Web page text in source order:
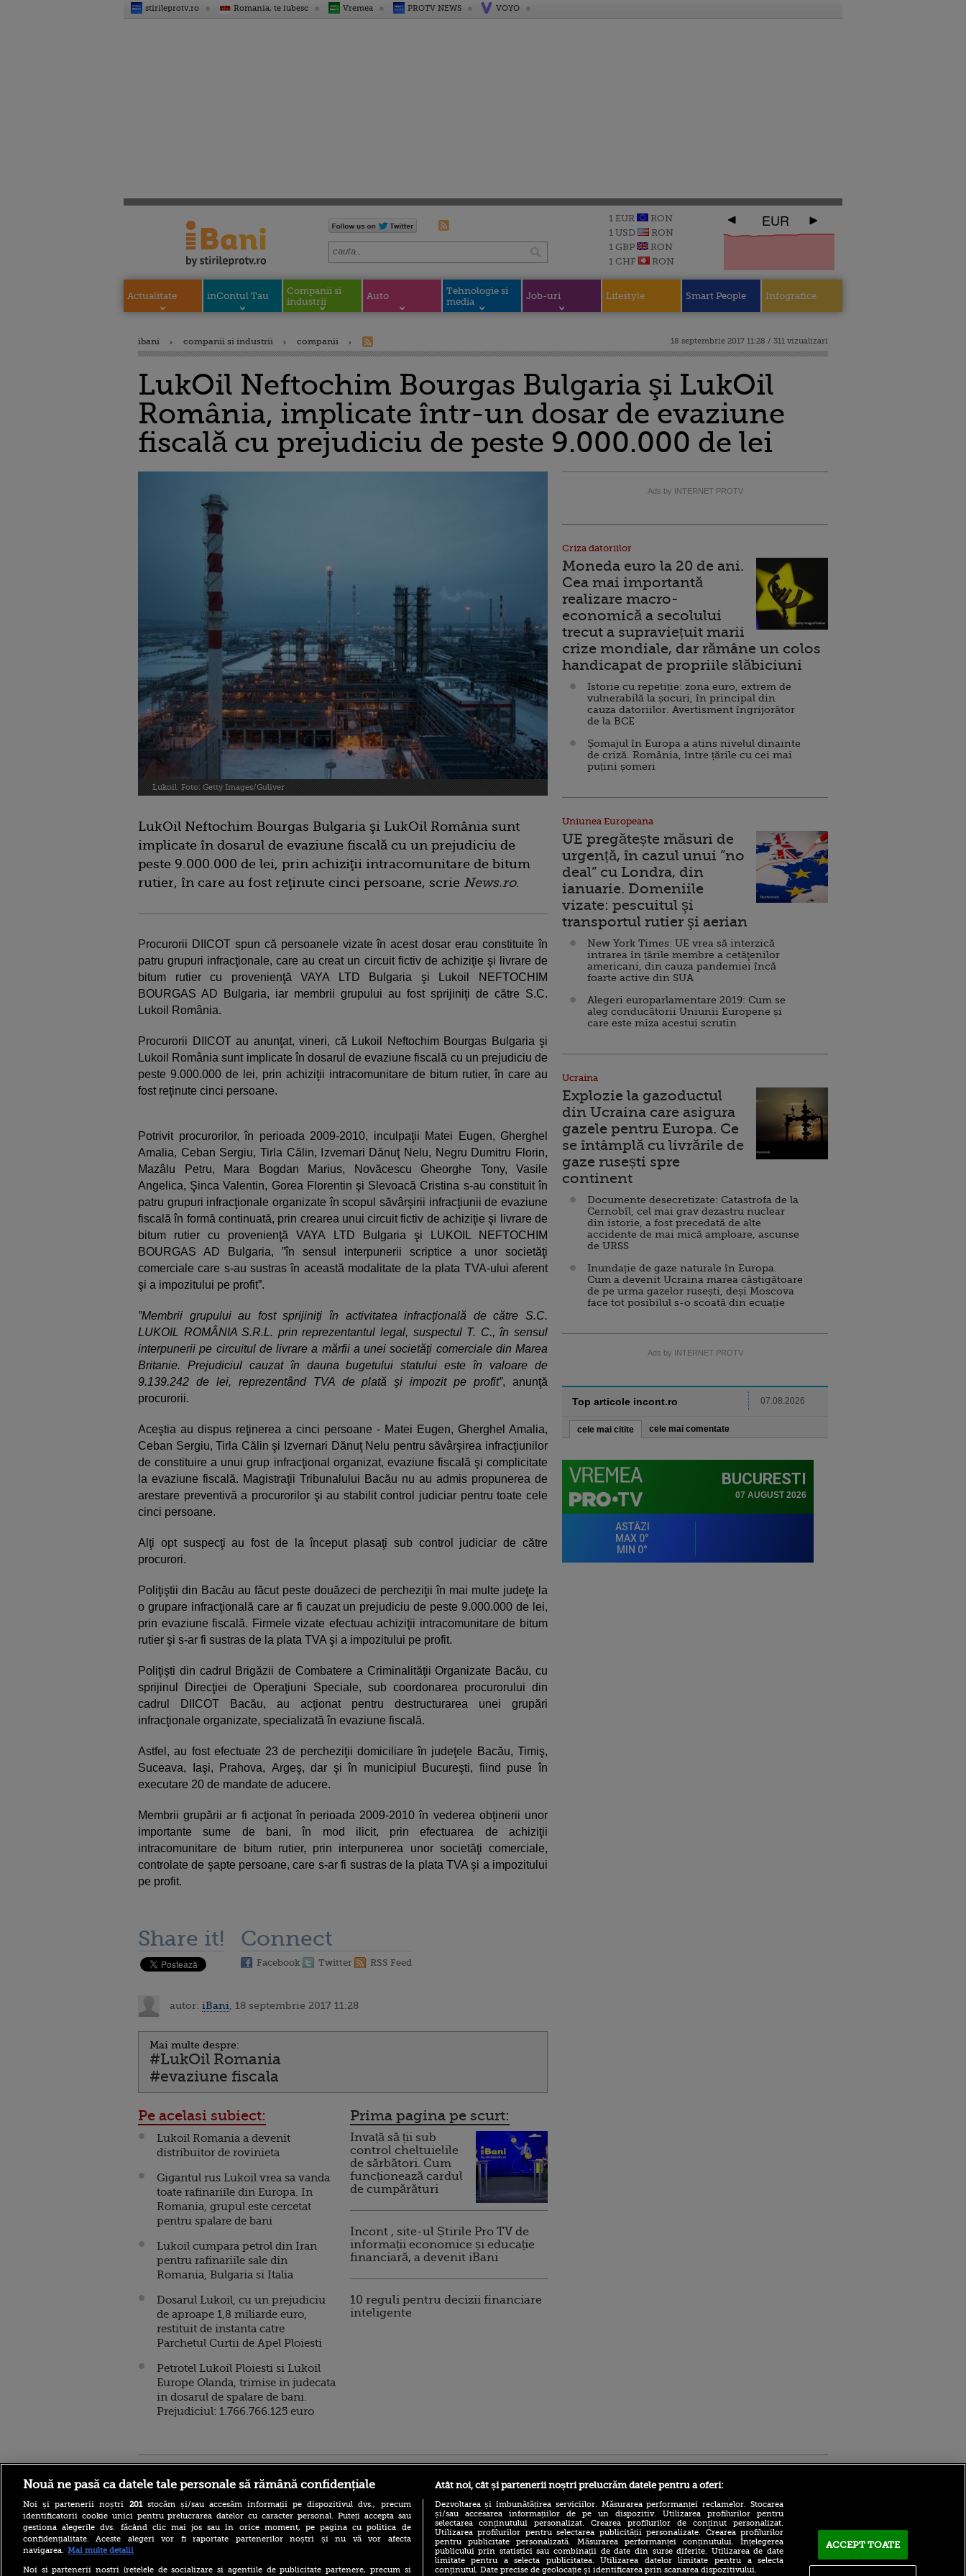
stirileprotv.ro Romania, te iubesc Vremea PROTV NEWS VOYO
1 EUR
RON
1 USD
RON
1 GBP
RON
1 CHF
RON
EUR
Actualitate inContul Tau
Companii si
industrii
Auto
Tehnologie si
media
Job-uri Lifestyle Smart People Infografice
ibani companii si industrii companii 18 septembrie 2017 11:28 / 311 vizualizari
LukOil Neftochim Bourgas Bulgaria şi LukOil
România, implicate într-un dosar de evaziune
fiscală cu prejudiciu de peste 9.000.000 de lei
Lukoil. Foto: Getty Images/Guliver
LukOil Neftochim Bourgas Bulgaria şi LukOil România sunt
implicate în dosarul de evaziune fiscală cu un prejudiciu de
peste 9.000.000 de lei, prin achiziţii intracomunitare de bitum
rutier, în care au fost reţinute cinci persoane, scrie News.ro.
Procurorii DIICOT spun că persoanele vizate în acest dosar erau constituite în
patru grupuri infracţionale, care au creat un circuit fictiv de achiziţie şi livrare de
bitum rutier cu provenienţă VAYA LTD Bulgaria şi Lukoil NEFTOCHIM
BOURGAS AD Bulgaria, iar membrii grupului au fost sprijiniţi de către S.C.
Lukoil România.
Procurorii DIICOT au anunţat, vineri, că Lukoil Neftochim Bourgas Bulgaria şi
Lukoil România sunt implicate în dosarul de evaziune fiscală cu un prejudiciu de
peste 9.000.000 de lei, prin achiziţii intracomunitare de bitum rutier, în care au
fost reţinute cinci persoane.
Potrivit procurorilor, în perioada 2009-2010, inculpaţii Matei Eugen, Gherghel
Amalia, Ceban Sergiu, Tirla Călin, Izvernari Dănuţ Nelu, Negru Dumitru Florin,
Mazâlu Petru, Mara Bogdan Marius, Novăcescu Gheorghe Tony, Vasile
Angelica, Şinca Valentin, Gorea Florentin şi Slevoacă Cristina s-au constituit în
patru grupuri infracţionale organizate în scopul săvârşirii infracţiunii de evaziune
fiscală în formă continuată, prin crearea unui circuit fictiv de achiziţie şi livrare de
bitum rutier cu provenienţă VAYA LTD Bulgaria şi LUKOIL NEFTOCHIM
BOURGAS AD Bulgaria, ”în sensul interpunerii scriptice a unor societăţi
comerciale care s-au sustras în această modalitate de la plata TVA-ului aferent
şi a impozitului pe profit”.
”Membrii grupului au fost sprijiniţi în activitatea infracţională de către S.C.
LUKOIL ROMÂNIA S.R.L. prin reprezentantul legal, suspectul T. C., în sensul
interpunerii pe circuitul de livrare a mărfii a unei societăţi comerciale din Marea
Britanie. Prejudiciul cauzat în dauna bugetului statului este în valoare de
9.139.242 de lei, reprezentând TVA de plată şi impozit pe profit”, anunţă
procurorii.
Aceştia au dispus reţinerea a cinci persoane - Matei Eugen, Gherghel Amalia,
Ceban Sergiu, Tirla Călin şi Izvernari Dănuţ Nelu pentru săvârşirea infracţiunilor
de constituire a unui grup infracţional organizat, evaziune fiscală şi complicitate
la evaziune fiscală. Magistraţii Tribunalului Bacău nu au admis propunerea de
arestare preventivă a procurorilor şi au stabilit control judiciar pentru toate cele
cinci persoane.
Alţi opt suspecţi au fost de la început plasaţi sub control judiciar de către
procurori.
Poliţiştii din Bacău au făcut peste douăzeci de percheziţii în mai multe judeţe la
o grupare infracţională care ar fi cauzat un prejudiciu de peste 9.000.000 de lei,
prin evaziune fiscală. Firmele vizate efectuau achiziţii intracomunitare de bitum
rutier şi s-ar fi sustras de la plata TVA şi a impozitului pe profit.
Poliţişti din cadrul Brigăzii de Combatere a Criminalităţii Organizate Bacău, cu
sprijinul Direcţiei de Operaţiuni Speciale, sub coordonarea procurorului din
cadrul DIICOT Bacău, au acţionat pentru destructurarea unei grupări
infracţionale organizate, specializată în evaziune fiscală.
Astfel, au fost efectuate 23 de percheziţii domiciliare în judeţele Bacău, Timiş,
Suceava, Iaşi, Prahova, Argeş, dar şi în municipiul Bucureşti, fiind puse în
executare 20 de mandate de aducere.
Membrii grupării ar fi acţionat în perioada 2009-2010 în vederea obţinerii unor
importante sume de bani, în mod ilicit, prin efectuarea de achiziţii
intracomunitare de bitum rutier, prin interpunerea unor societăţi comerciale,
controlate de şapte persoane, care s-ar fi sustras de la plata TVA şi a impozitului
pe profit.
Share it! Connect
Facebook Twitter RSS Feed
autor: iBani , 18 septembrie 2017 11:28
Mai multe despre:
#LukOil Romania
#evaziune fiscala
Pe acelasi subiect:
Lukoil Romania a devenit
distribuitor de rovinieta
Gigantul rus Lukoil vrea sa vanda
toate rafinariile din Europa. In
Romania, grupul este cercetat
pentru spalare de bani
Lukoil cumpara petrol din Iran
pentru rafinariile sale din
Romania, Bulgaria si Italia
Dosarul Lukoil, cu un prejudiciu
de aproape 1,8 miliarde euro,
restituit de instanta catre
Parchetul Curtii de Apel Ploiesti
Petrotel Lukoil Ploiesti si Lukoil
Europe Olanda, trimise in judecata
in dosarul de spalare de bani.
Prejudiciul: 1.766.766.125 euro
Prima pagina pe scurt:
Invață să ții sub
control cheltuielile
de sărbători. Cum
funcționează cardul
de cumpărături
Incont , site-ul Știrile Pro TV de
informații economice și educație
financiară, a devenit iBani
10 reguli pentru decizii financiare
inteligente
Ads by INTERNET PROTV
Criza datoriilor
Moneda euro la 20 de ani.
Cea mai importantă
realizare macro-
economică a secolului
trecut a supraviețuit marii
crize mondiale, dar rămâne un colos
handicapat de propriile slăbiciuni
Istorie cu repetiție: zona euro, extrem de
vulnerabilă la șocuri, în principal din
cauza datoriilor. Avertisment îngrijorător
de la BCE
Șomajul în Europa a atins nivelul dinainte
de criză. România, între țările cu cei mai
puțini șomeri
Uniunea Europeana
UE pregătește măsuri de
urgență, în cazul unui ”no
deal” cu Londra, din
ianuarie. Domeniile
vizate: pescuitul şi
transportul rutier şi aerian
New York Times: UE vrea să interzică
intrarea în țările membre a cetăţenilor
americani, din cauza pandemiei încă
foarte active din SUA
Alegeri europarlamentare 2019: Cum se
aleg conducătorii Uniunii Europene și
care este miza acestui scrutin
Ucraina
Explozie la gazoductul
din Ucraina care asigura
gazele pentru Europa. Ce
se întâmplă cu livrările de
gaze rusești spre
continent
Documente desecretizate: Catastrofa de la
Cernobîl, cel mai grav dezastru nuclear
din istorie, a fost precedată de alte
accidente de mai mică amploare, ascunse
de URSS
Inundație de gaze naturale în Europa.
Cum a devenit Ucraina marea câștigătoare
de pe urma gazelor rusești, deși Moscova
face tot posibilul s-o scoată din ecuație
Ads by INTERNET PROTV
Top articole incont.ro 07.08.2026
cele mai citite cele mai comentate
România au avut probleme
Nouă ne pasă ca datele tale personale să rămână confidențiale
Noi și partenerii noștri 201stocăm și/sau accesăm informații pe dispozitivul dvs., precum
identificatorii cookie unici pentru prelucrarea datelor cu caracter personal. Puteți accepta sau
gestiona alegerile dvs. făcând clic mai jos sau în orice moment, pe pagina cu politica de
confidențialitate. Aceste alegeri vor fi raportate partenerilor noștri și nu vă vor afecta
navigarea. Mai multe detalii
Noi si partenerii nostri (retelele de socializare si agentiile de publicitate partenere, precum si
Atât noi, cât și partenerii noștri prelucrăm datele pentru a oferi:
Dezvoltarea și îmbunătățirea serviciilor. Măsurarea performanței reclamelor. Stocarea
și/sau accesarea informațiilor de pe un dispozitiv. Utilizarea profilurilor pentru
selectarea conținutului personalizat. Crearea profilurilor de conținut personalizat.
Utilizarea profilurilor pentru selectarea publicității personalizate. Crearea profilurilor
pentru publicitate personalizată. Măsurarea performanței conținutului. Înțelegerea
publicului prin statistici sau combinații de date din surse diferite. Utilizarea de date
limitate pentru a selecta publicitatea. Utilizarea datelor limitate pentru a selecta
conținutul. Date precise de geolocație și identificarea prin scanarea dispozitivului.
ACCEPT TOATE